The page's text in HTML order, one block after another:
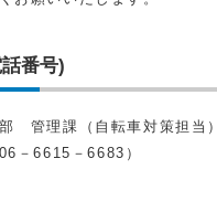
番号)
管理課（自転車対策担当）
－6615－6683）